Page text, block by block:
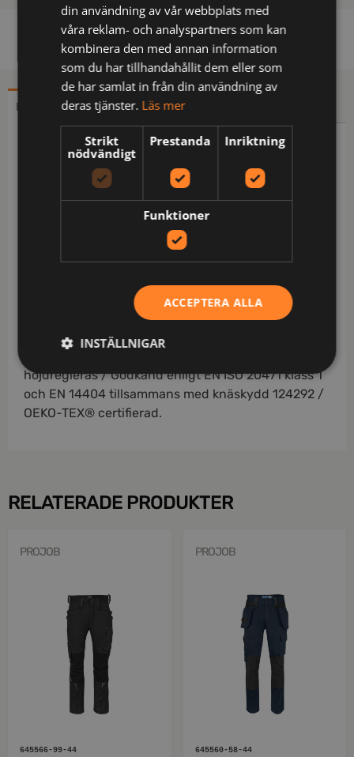
BESKRIVNING YTTERLIGARE INFORMATION
Beskrivning
FAS® bomull / 2 löst hängande CORDURA®-
förstärkta undanstoppningsbara spikfickor – den
ena med extra ficka, den andra med 3 mindre fickor
och verktygshällor / 2 rymliga fram- och bakfickor /
2 hammarhankar / 2 D-ringar / Tumstocksficka i
extra kniv, 2 knivknappar och hälla / Benficka med
tryckknapp, telefonficka och extra ficka med hälla
för id-kortshållare / Knäfickor i CORDURA® med
höjdregleras / Godkänd enligt EN ISO 20471 klass 1
och EN 14404 tillsammans med knäskydd 124292 /
OEKO-TEX® certifierad.
RELATERADE PRODUKTER
PROJOB
645566-99-44
PROJOB
645560-58-44
din användning av vår webbplats med
våra reklam- och analyspartners som kan
kombinera den med annan information
som du har tillhandahållit dem eller som
de har samlat in från din användning av
deras tjänster. Läs mer
Strikt
nödvändigt
Prestanda Inriktning
Funktioner
ACCEPTERA ALLA
INSTÄLLNIGAR